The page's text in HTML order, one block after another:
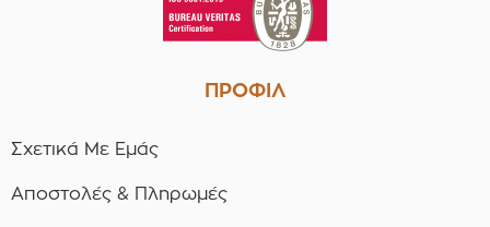
ΠΡΟΦΙΛ
Σχετικά Με Εμάς
Αποστολές & Πληρωμές